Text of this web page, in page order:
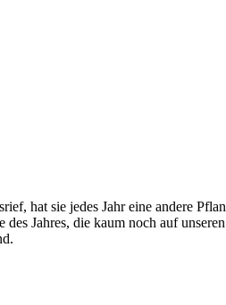
hat sie jedes Jahr eine andere
Jahres, die kaum noch auf